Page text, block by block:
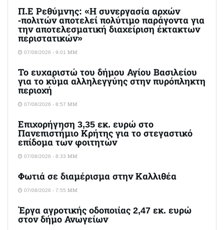
Π.Ε Ρεθύμνης: «Η συνεργασία αρχών
-πολιτών αποτελεί πολύτιμο παράγοντα για
την αποτελεσματική διαχείριση έκτακτων
περιστατικών»
07/08/2026 - 9:01 ΜΜ
Το ευχαριστώ του δήμου Αγίου Βασιλείου
για το κύμα αλληλεγγύης στην πυρόπληκτη
περιοχή
07/08/2026 - 8:57 ΜΜ
Επιχορήγηση 3,35 εκ. ευρώ στο
Πανεπιστήμιο Κρήτης για το στεγαστικό
επίδομα των φοιτητών
07/08/2026 - 8:33 ΜΜ
Φωτιά σε διαμέρισμα στην Καλλιθέα
07/08/2026 - 7:55 ΜΜ
Έργα αγροτικής οδοποιίας 2,47 εκ. ευρώ
στον δήμο Ανωγείων